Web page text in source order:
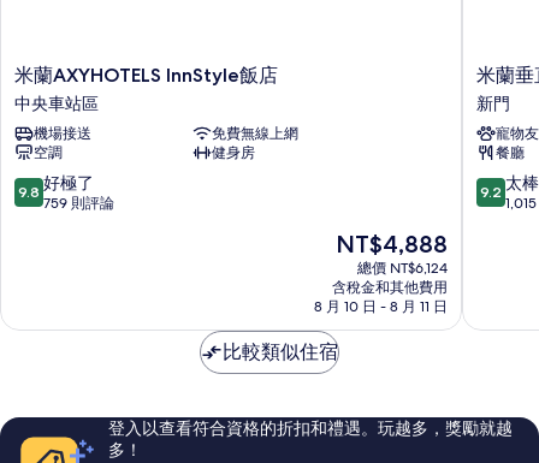
有
相
片
情
米
蘭
AXYHOTELS
InnStyle
飯
店
中
米蘭AXYHOTELS InnStyle飯店
中央車站區
機場接送
免費無線上網
空調
健身房
9.8
分，
極
評
論
9.8 好極了
759 則評論
現
價
格
為
NT$4,888
NT$4,888
總價 NT$6,124
含稅金和其他費用
8 月 10 日 - 8 月 11 日
米
蘭
垂
直
UNA
體
驗
店
村
新
米蘭
新門
寵物
餐廳
9.2
分，
棒
評
論
9.2 太
比較類似住宿
登入以查看符合資格的折扣和禮遇。玩越多，獎勵就越
多！